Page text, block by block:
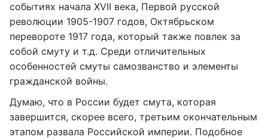
событиях начала XVII века, Первой русской
революции 1905-1907 годов, Октябрьском
перевороте 1917 года, который также повлек за
собой смуту и т.д. Среди отличительных
особенностей смуты самозванство и элементы
гражданской войны.
Думаю, что в России будет смута, которая
завершится, скорее всего, третьим окончательным
этапом развала Российской империи. Подобное